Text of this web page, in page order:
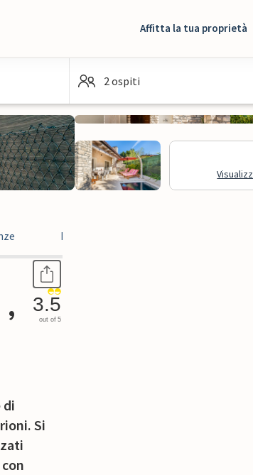
Affitta la tua proprietà
2 ospiti
Recensioni
3.5
out of 5
di
Si